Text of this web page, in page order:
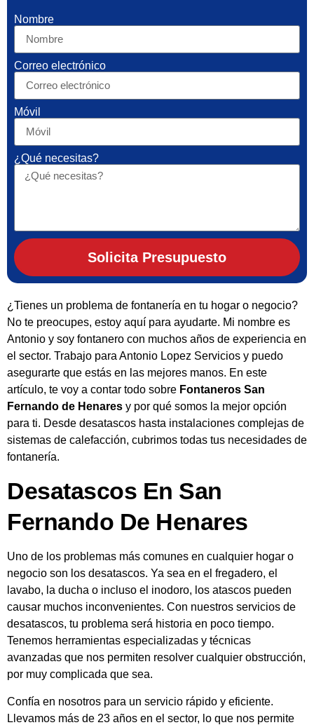
Nombre
Correo electrónico
Móvil
¿Qué necesitas?
Solicita Presupuesto
¿Tienes un problema de fontanería en tu hogar o negocio?
No te preocupes, estoy aquí para ayudarte. Mi nombre es
Antonio y soy fontanero con muchos años de experiencia en
el sector. Trabajo para Antonio Lopez Servicios y puedo
asegurarte que estás en las mejores manos. En este
artículo, te voy a contar todo sobre Fontaneros San
Fernando de Henares y por qué somos la mejor opción
para ti. Desde desatascos hasta instalaciones complejas de
sistemas de calefacción, cubrimos todas tus necesidades de
fontanería.
Desatascos En San
Fernando De Henares
Uno de los problemas más comunes en cualquier hogar o
negocio son los desatascos. Ya sea en el fregadero, el
lavabo, la ducha o incluso el inodoro, los atascos pueden
causar muchos inconvenientes. Con nuestros servicios de
desatascos, tu problema será historia en poco tiempo.
Tenemos herramientas especializadas y técnicas
avanzadas que nos permiten resolver cualquier obstrucción,
por muy complicada que sea.
Confía en nosotros para un servicio rápido y eficiente.
Llevamos más de 23 años en el sector, lo que nos permite